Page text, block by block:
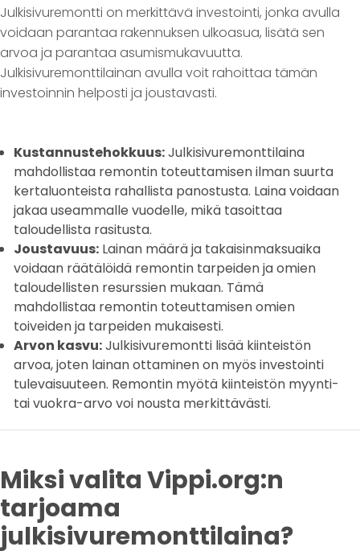
Julkisivuremontti on merkittävä investointi, jonka avulla
voidaan parantaa rakennuksen ulkoasua, lisätä sen
arvoa ja parantaa asumismukavuutta.
Julkisivuremonttilainan avulla voit rahoittaa tämän
investoinnin helposti ja joustavasti.
Kustannustehokkuus:Julkisivuremonttilaina
mahdollistaa remontin toteuttamisen ilman suurta
kertaluonteista rahallista panostusta. Laina voidaan
jakaa useammalle vuodelle, mikä tasoittaa
taloudellista rasitusta.
Joustavuus: Lainan määrä ja takaisinmaksuaika
voidaan räätälöidä remontin tarpeiden ja omien
taloudellisten resurssien mukaan. Tämä
mahdollistaa remontin toteuttamisen omien
toiveiden ja tarpeiden mukaisesti.
Arvon kasvu:Julkisivuremontti lisää kiinteistön
arvoa, joten lainan ottaminen on myös investointi
tulevaisuuteen. Remontin myötä kiinteistön myynti-
tai vuokra-arvo voi nousta merkittävästi.
Miksi valita Vippi.org:n
tarjoama
julkisivuremonttilaina?